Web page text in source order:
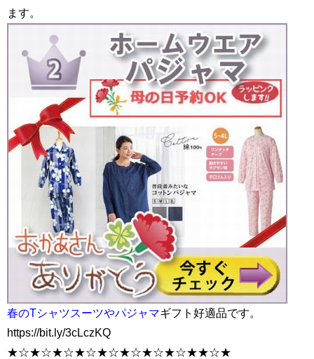
ます。
春のTシャツスーツやパジャマギフト好適品です。
https://bit.ly/3cLczKQ
★☆★☆★☆★☆★☆★☆★☆★☆★★☆★